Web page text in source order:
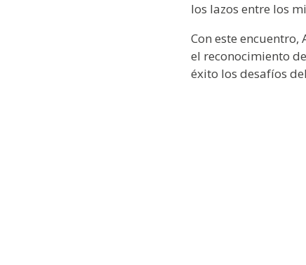
los lazos entre los
Con este
el reconocimiento
éxito los desafíos